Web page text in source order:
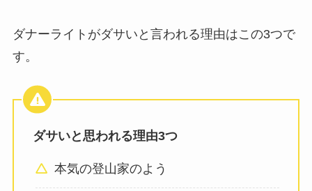
ダナーライトがダサいと言われる理由はこの3つで
す。
ダサいと思われる理由3つ
本気の登山家のよう